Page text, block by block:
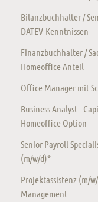
Bilanzbuchhalter /
DATEV-Kenntnissen
Finanzbuchhalter /
Homeoffice Anteil
Office Manager mit
Business Analyst -
Homeoffice Option
Senior Payroll
(m/w/d)*
Projektassistenz (m/
Management